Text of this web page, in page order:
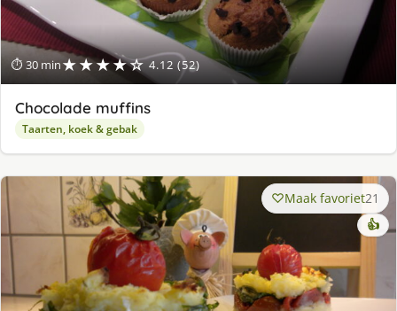
⏱ 30 min★★★★☆ 4.12 (52)
Chocolade muffins
Taarten, koek & gebak
Maak favoriet21
👍